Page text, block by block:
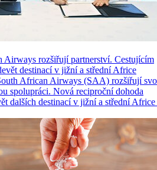
Airways rozšiřují partnerství. Cestujícím
destinací v jižní a střední Africe
African Airways (SAA) rozšiřují
spolupráci. Nová reciproční dohoda
dalších destinací v jižní a střední Africe